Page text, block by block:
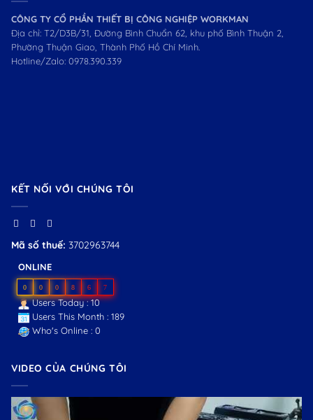
CÔNG TY CỔ PHẦN THIẾT BỊ CÔNG NGHIỆP WORKMAN
Địa chỉ: T2/D3B/31, Đường Bình Chuẩn 62, khu phố Bình Thuận 2,
Phường Thuận Giao, Thành Phố Hồ Chí Minh.
Hotline/Zalo: 0978.390.339
KẾT NỐI VỚI CHÚNG TÔI
Mã số thuế: 3702963744
ONLINE
0 0 0 8 6 7
Users Today : 10
Users This Month : 189
Who's Online : 0
VIDEO CỦA CHÚNG TÔI